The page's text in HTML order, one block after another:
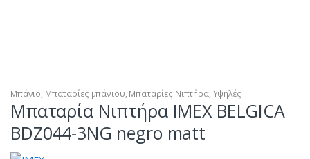
Μπάνιο, Μπαταρίες μπάνιου, Μπαταρίες Νιπτήρα, Υψηλές
Μπαταρία Νιπτήρα IMEX BELGICA
BDZ044-3NG negro matt